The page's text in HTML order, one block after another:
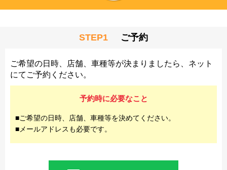
STEP1 ご予約
ご希望の日時、店舗、車種等が決まりましたら、ネット
にてご予約ください。
予約時に必要なこと
■ご希望の日時、店舗、車種等を決めてください。
■メールアドレスも必要です。